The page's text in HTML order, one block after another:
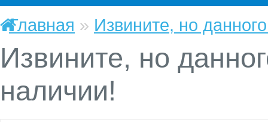
Главная » Извините, но
Извините, но
наличии!